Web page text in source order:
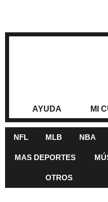
AYUDA MI
NFL MLB NBA
MAS DEPORTES
OTROS